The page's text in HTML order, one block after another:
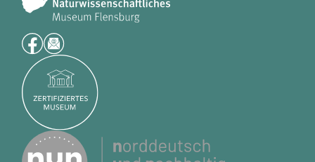
Zweck:
Cookie Laufzeit:
Session
Einverständnis-Cookie
Name:
cookie_consent
Zweck:
Dieser Cookie speichert die ausgewählten Einverständnis-Optionen des Benutzers